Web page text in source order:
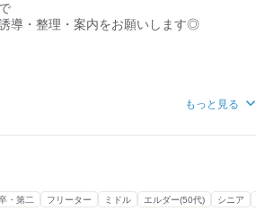
室寮完成！
ます◎
導・整理・案内をお願いします◎
さい""って
たり…
もっと見る
・第二 フリーター ミドル エルダー(50代) シニア